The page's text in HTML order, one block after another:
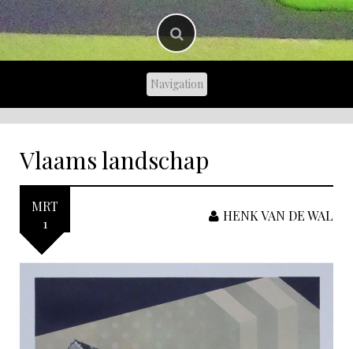
Vlaams landschap
MRT
1
HENK VAN DE WAL